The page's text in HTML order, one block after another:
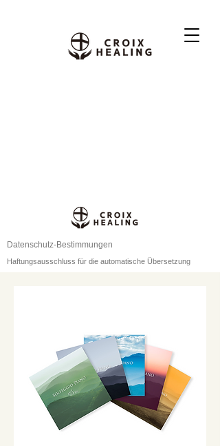
Datenschutz-Bestimmungen
Haftungsausschluss für die automatische Übersetzung